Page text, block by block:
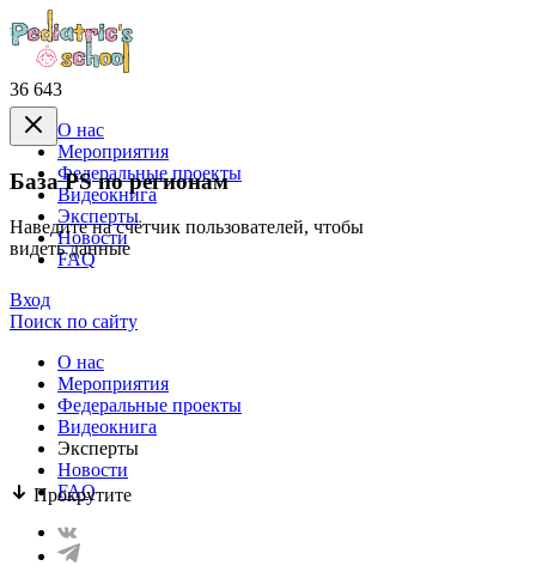
36 643
База PS по регионам
Наведите на счётчик пользователей, чтобы
видеть данные
Прокрутите
О нас
Mероприятия
Федеральные проекты
Видеокнига
Эксперты
Новости
FAQ
Вход
Поиск по сайту
О нас
Mероприятия
Федеральные проекты
Видеокнига
Эксперты
Новости
FAQ